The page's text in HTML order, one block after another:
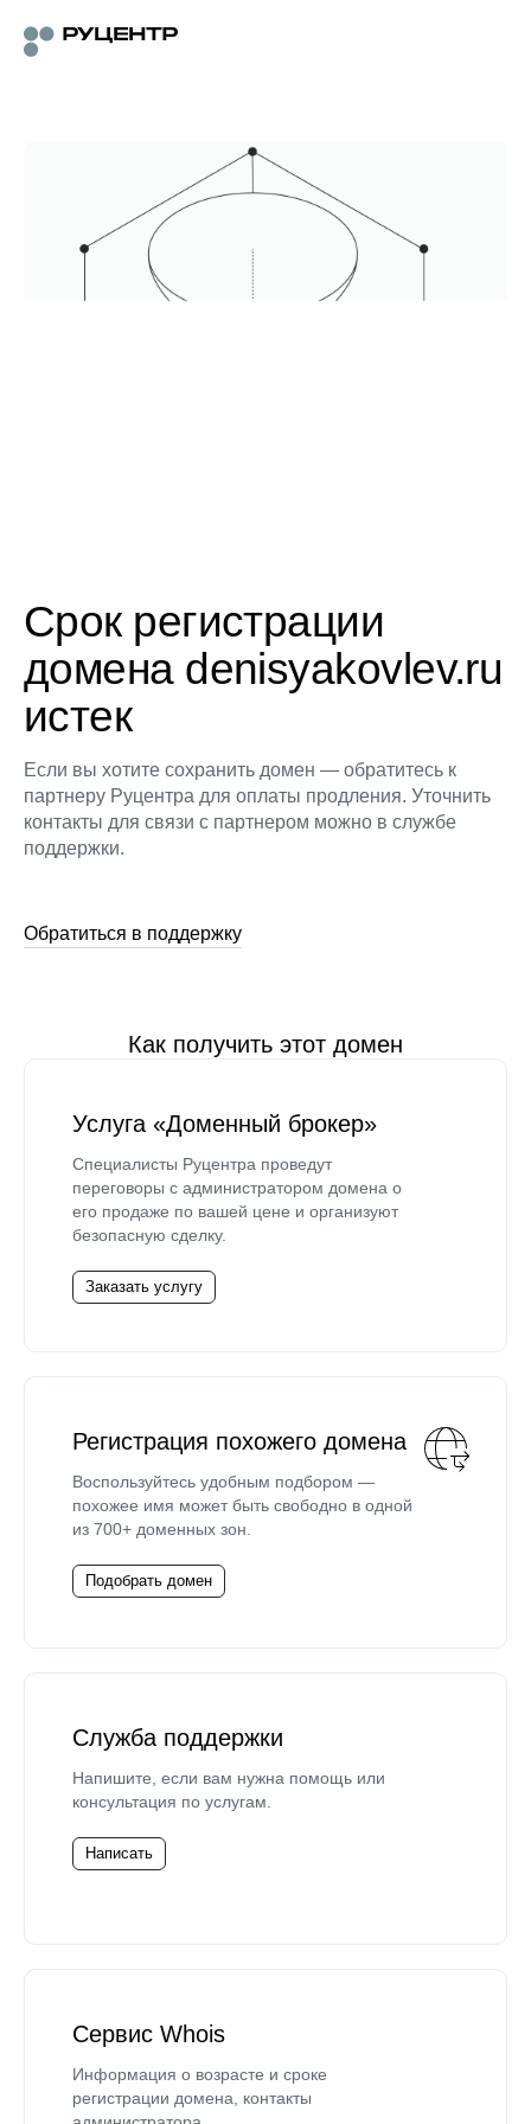
Срок регистрации
домена denisyakovlev.ru
истек
Если вы хотите сохранить домен — обратитесь к
партнеру Руцентра для оплаты продления. Уточнить
контакты для связи с партнером можно в службе
поддержки.
Обратиться в поддержку
Как получить этот домен
Услуга «Доменный брокер»
Специалисты Руцентра проведут
переговоры с администратором домена о
его продаже по вашей цене и организуют
безопасную сделку.
Заказать услугу
Регистрация похожего домена
Воспользуйтесь удобным подбором —
похожее имя может быть свободно в одной
из 700+ доменных зон.
Подобрать домен
Служба поддержки
Напишите, если вам нужна помощь или
консультация по услугам.
Написать
Сервис Whois
Информация о возрасте и сроке
регистрации домена, контакты